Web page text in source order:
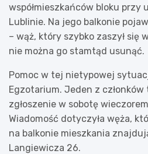
współmieszkańców bloku przy
Lublinie. Na jego balkonie
– wąż, który szybko zaszył się
nie można go stamtąd usunąć.
Pomoc w tej nietypowej
Egzotarium. Jeden z
zgłoszenie w sobotę
Wiadomość dotyczyła węża,
na balkonie mieszkania
Langiewicza 26.